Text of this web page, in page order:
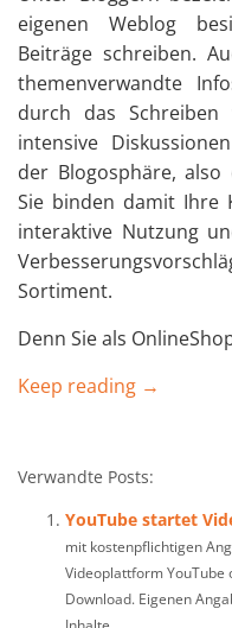
eigenen Weblog
Beiträge schreiben.
themenverwandte
durch das Schreiben
intensive
der Blogosphäre,
Sie binden damit Ihre
interaktive Nutzung
Sortiment.
Denn Sie als
Keep reading →
Verwandte Posts:
YouTube startet
mit kostenpflichtigen
Videoplattform
Download. Eigenen